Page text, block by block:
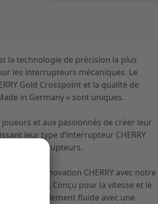
la technologie de précision la plus
les interrupteurs mécaniques. Le
Gold Crosspoint et la qualité de
in Germany » sont uniques.
et aux passionnés de créer leur
leur type d’interrupteur CHERRY
36 interrupteurs.
72 ans d’innovation CHERRY avec notre
à ce jour. Conçu pour la vitesse et le
incroyablement fluide avec une